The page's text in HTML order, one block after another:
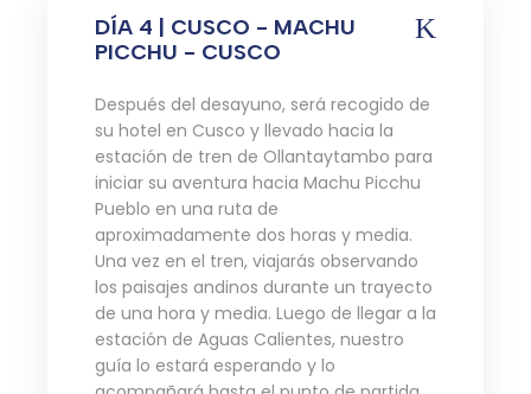
DÍA 4 | CUSCO - MACHU
PICCHU - CUSCO
Después del desayuno, será recogido de
su hotel en Cusco y llevado hacia la
estación de tren de Ollantaytambo para
iniciar su aventura hacia Machu Picchu
Pueblo en una ruta de
aproximadamente dos horas y media.
Una vez en el tren, viajarás observando
los paisajes andinos durante un trayecto
de una hora y media. Luego de llegar a la
estación de Aguas Calientes, nuestro
guía lo estará esperando y lo